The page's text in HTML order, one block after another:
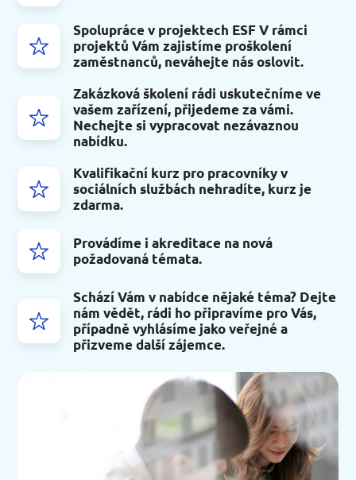
Spolupráce v projektech ESF V rámci
projektů Vám zajistíme proškolení
zaměstnanců, neváhejte nás oslovit.
Zakázková školení rádi uskutečníme ve
vašem zařízení, přijedeme za vámi.
Nechejte si vypracovat nezávaznou
nabídku.
Kvalifikační kurz pro pracovníky v
sociálních službách nehradíte, kurz je
zdarma.
Provádíme i akreditace na nová
požadovaná témata.
Schází Vám v nabídce nějaké téma? Dejte
nám vědět, rádi ho připravíme pro Vás,
případně vyhlásíme jako veřejné a
přizveme další zájemce.